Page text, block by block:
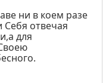
ни в коем разе
Себя отвечая
для